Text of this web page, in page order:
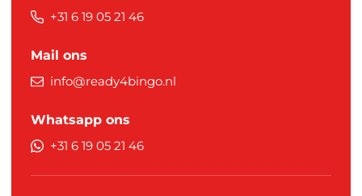
+31 6 19 05 21 46
Mail ons
info@ready4bingo.nl
Whatsapp ons
+31 6 19 05 21 46